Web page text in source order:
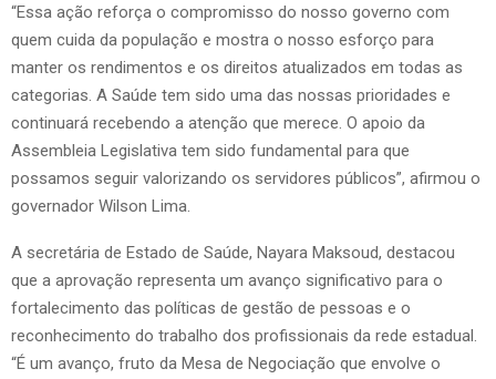
“Essa ação reforça o compromisso do nosso governo com
quem cuida da população e mostra o nosso esforço para
manter os rendimentos e os direitos atualizados em todas as
categorias. A Saúde tem sido uma das nossas prioridades e
continuará recebendo a atenção que merece. O apoio da
Assembleia Legislativa tem sido fundamental para que
possamos seguir valorizando os servidores públicos”, afirmou o
governador Wilson Lima.
A secretária de Estado de Saúde, Nayara Maksoud, destacou
que a aprovação representa um avanço significativo para o
fortalecimento das políticas de gestão de pessoas e o
reconhecimento do trabalho dos profissionais da rede estadual.
“É um avanço, fruto da Mesa de Negociação que envolve o